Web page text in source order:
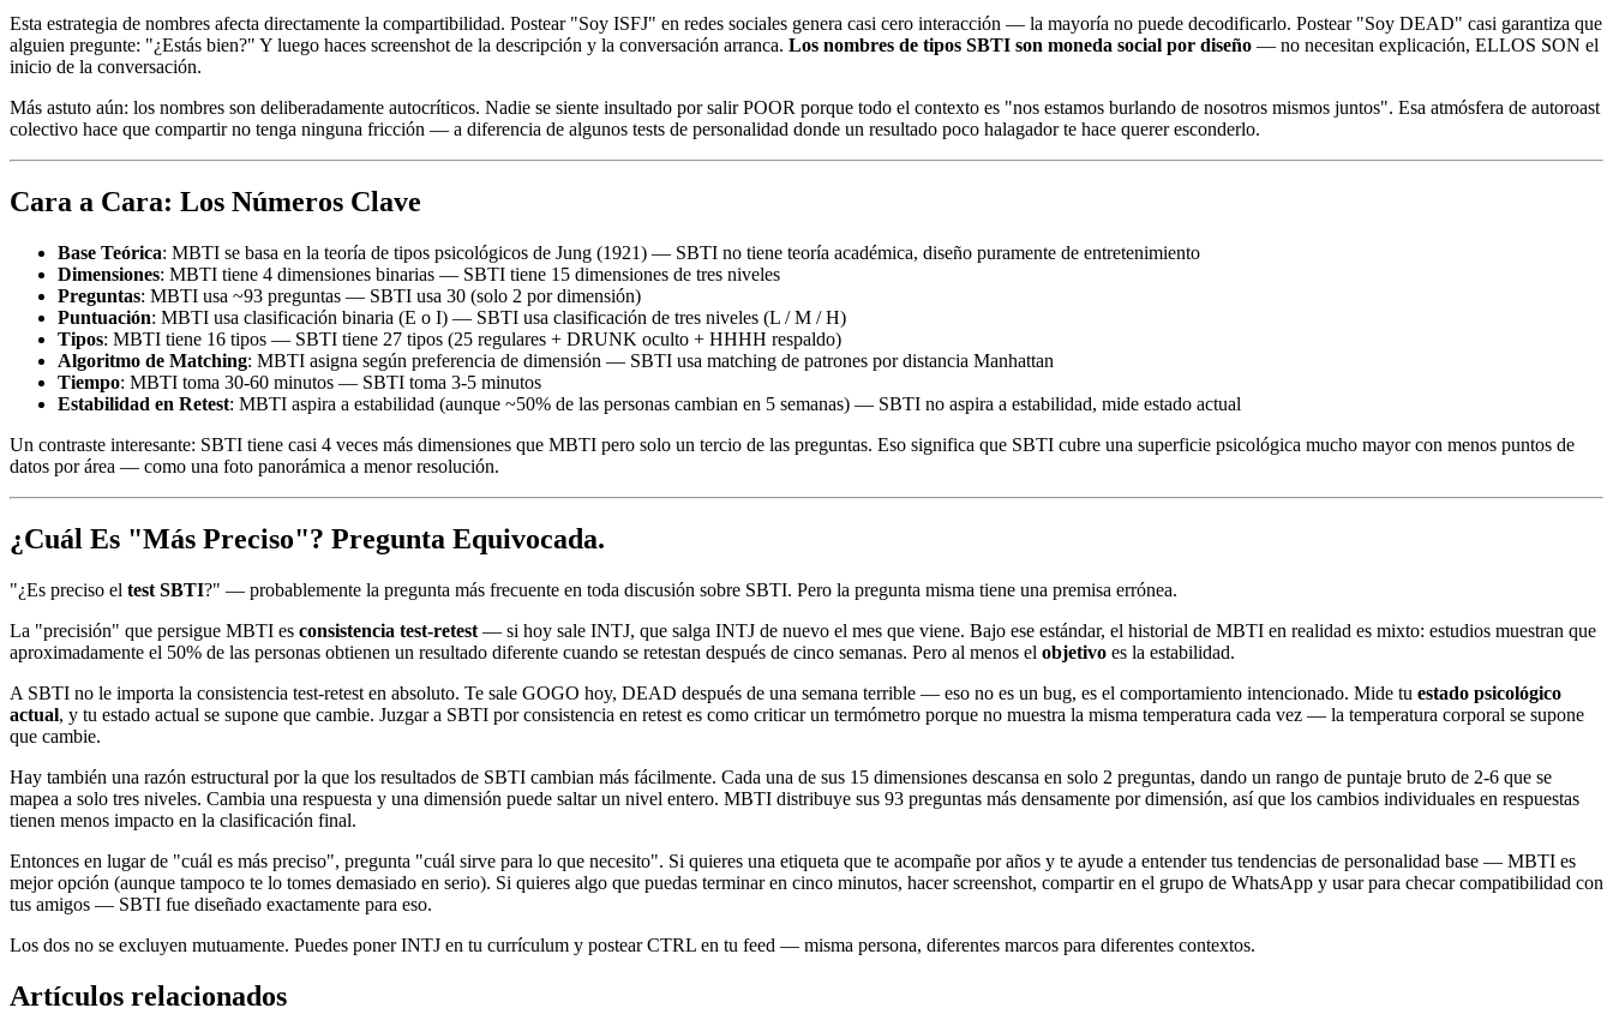
Esta estrategia de nombres afecta directamente la compartibilidad. Postear "Soy ISFJ" en redes sociales genera casi cero interacción — la mayoría no puede decodificarlo. Postear "Soy DEAD" casi garantiza que
alguien pregunte: "¿Estás bien?" Y luego haces screenshot de la descripción y la conversación arranca. Los nombres de tipos SBTI son moneda social por diseño — no necesitan explicación, ELLOS SON el
inicio de la conversación.
Más astuto aún: los nombres son deliberadamente autocríticos. Nadie se siente insultado por salir POOR porque todo el contexto es "nos estamos burlando de nosotros mismos juntos". Esa atmósfera de autoroast
colectivo hace que compartir no tenga ninguna fricción — a diferencia de algunos tests de personalidad donde un resultado poco halagador te hace querer esconderlo.
Cara a Cara: Los Números Clave
Base Teórica: MBTI se basa en la teoría de tipos psicológicos de Jung (1921) — SBTI no tiene teoría académica, diseño puramente de entretenimiento
Dimensiones: MBTI tiene 4 dimensiones binarias — SBTI tiene 15 dimensiones de tres niveles
Preguntas: MBTI usa ~93 preguntas — SBTI usa 30 (solo 2 por dimensión)
Puntuación: MBTI usa clasificación binaria (E o I) — SBTI usa clasificación de tres niveles (L / M / H)
Tipos: MBTI tiene 16 tipos — SBTI tiene 27 tipos (25 regulares + DRUNK oculto + HHHH respaldo)
Algoritmo de Matching: MBTI asigna según preferencia de dimensión — SBTI usa matching de patrones por distancia Manhattan
Tiempo: MBTI toma 30-60 minutos — SBTI toma 3-5 minutos
Estabilidad en Retest: MBTI aspira a estabilidad (aunque ~50% de las personas cambian en 5 semanas) — SBTI no aspira a estabilidad, mide estado actual
Un contraste interesante: SBTI tiene casi 4 veces más dimensiones que MBTI pero solo un tercio de las preguntas. Eso significa que SBTI cubre una superficie psicológica mucho mayor con menos puntos de
datos por área — como una foto panorámica a menor resolución.
¿Cuál Es "Más Preciso"? Pregunta Equivocada.
"¿Es preciso el test SBTI?" — probablemente la pregunta más frecuente en toda discusión sobre SBTI. Pero la pregunta misma tiene una premisa errónea.
La "precisión" que persigue MBTI es consistencia test-retest — si hoy sale INTJ, que salga INTJ de nuevo el mes que viene. Bajo ese estándar, el historial de MBTI en realidad es mixto: estudios muestran que
aproximadamente el 50% de las personas obtienen un resultado diferente cuando se retestan después de cinco semanas. Pero al menos el objetivo es la estabilidad.
A SBTI no le importa la consistencia test-retest en absoluto. Te sale GOGO hoy, DEAD después de una semana terrible — eso no es un bug, es el comportamiento intencionado. Mide tu estado psicológico
actual, y tu estado actual se supone que cambie. Juzgar a SBTI por consistencia en retest es como criticar un termómetro porque no muestra la misma temperatura cada vez — la temperatura corporal se supone
que cambie.
Hay también una razón estructural por la que los resultados de SBTI cambian más fácilmente. Cada una de sus 15 dimensiones descansa en solo 2 preguntas, dando un rango de puntaje bruto de 2-6 que se
mapea a solo tres niveles. Cambia una respuesta y una dimensión puede saltar un nivel entero. MBTI distribuye sus 93 preguntas más densamente por dimensión, así que los cambios individuales en respuestas
tienen menos impacto en la clasificación final.
Entonces en lugar de "cuál es más preciso", pregunta "cuál sirve para lo que necesito". Si quieres una etiqueta que te acompañe por años y te ayude a entender tus tendencias de personalidad base — MBTI es
mejor opción (aunque tampoco te lo tomes demasiado en serio). Si quieres algo que puedas terminar en cinco minutos, hacer screenshot, compartir en el grupo de WhatsApp y usar para checar compatibilidad con
tus amigos — SBTI fue diseñado exactamente para eso.
Los dos no se excluyen mutuamente. Puedes poner INTJ en tu currículum y postear CTRL en tu feed — misma persona, diferentes marcos para diferentes contextos.
Artículos relacionados